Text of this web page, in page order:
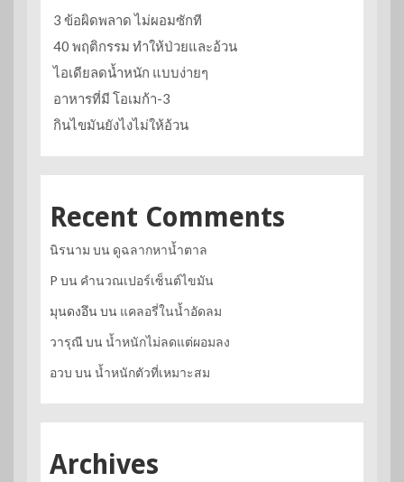
3 ข้อผิดพลาด ไม่ผอมซักที
40 พฤติกรรม ทำให้ป่วยและอ้วน
ไอเดียลดน้ำหนัก แบบง่ายๆ
อาหารที่มี โอเมก้า-3
กินไขมันยังไงไม่ให้อ้วน
Recent Comments
นิรนาม บน ดูฉลากหาน้ำตาล
P บน คำนวณเปอร์เซ็นต์ไขมัน
มุนดงอึน บน แคลอรี่ในน้ำอัดลม
วารุณีบน น้ำหนักไม่ลดแต่ผอมลง
อวบ บน น้ำหนักตัวที่เหมาะสม
Archives